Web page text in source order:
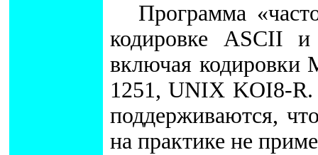
Программа
кодировке ASCII
включая кодировки
1251, UNIX KOI8-R.
поддерживаются,
на практике не